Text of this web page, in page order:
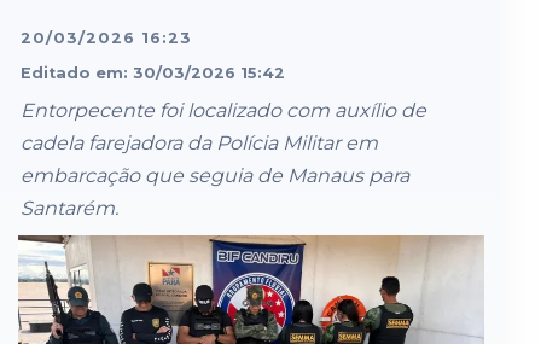
20/03/2026 16:23
Editado em: 30/03/2026 15:42
Entorpecente foi localizado com auxílio de
cadela farejadora da Polícia Militar em
embarcação que seguia de Manaus para
Santarém.